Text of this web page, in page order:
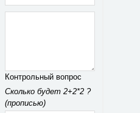
Контрольный вопрос
Сколько будет 2+2*2 ?
(прописью)